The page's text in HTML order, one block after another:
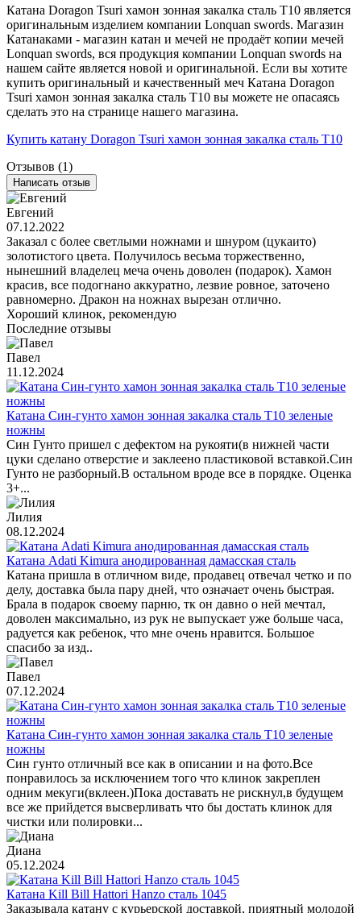
Катана Doragon Tsuri хамон зонная закалка сталь T10 является
оригинальным изделием компании Lonquan swords. Магазин
Катанаками - магазин катан и мечей не продаёт копии мечей
Lonquan swords, вся продукция компании Lonquan swords на
нашем сайте является новой и оригинальной. Если вы хотите
купить оригинальный и качественный меч Катана Doragon
Tsuri хамон зонная закалка сталь T10 вы можете не опасаясь
сделать это на странице нашего магазина.
Купить катану Doragon Tsuri хамон зонная закалка сталь T10
Отзывов (1)
Написать отзыв
Евгений
07.12.2022
Заказал с более светлыми ножнами и шнуром (цукаито)
золотистого цвета. Получилось весьма торжественно,
нынешний владелец меча очень доволен (подарок). Хамон
красив, все подогнано аккуратно, лезвие ровное, заточено
равномерно. Дракон на ножнах вырезан отлично.
Хороший клинок, рекомендую
Последние отзывы
Павел
11.12.2024
Катана Син-гунто хамон зонная закалка сталь T10 зеленые
ножны
Син Гунто пришел с дефектом на рукояти(в нижней части
цуки сделано отверстие и заклеено пластиковой вставкой.Син
Гунто не разборный.В остальном вроде все в порядке. Оценка
3+...
Лилия
08.12.2024
Катана Adati Kimura анодированная дамасская сталь
Катана пришла в отличном виде, продавец отвечал четко и по
делу, доставка была пару дней, что означает очень быстрая.
Брала в подарок своему парню, тк он давно о ней мечтал,
доволен максимально, из рук не выпускает уже больше часа,
радуется как ребенок, что мне очень нравится. Большое
спасибо за изд..
Павел
07.12.2024
Катана Син-гунто хамон зонная закалка сталь T10 зеленые
ножны
Син гунто отличный все как в описании и на фото.Все
понравилось за исключением того что клинок закреплен
одним мекуги(вклеен.)Пока доставать не рискнул,в будущем
все же прийдется высверливать что бы достать клинок для
чистки или полировки...
Диана
05.12.2024
Катана Kill Bill Hattori Hanzo сталь 1045
Заказывала катану с курьерской доставкой, приятный молодой